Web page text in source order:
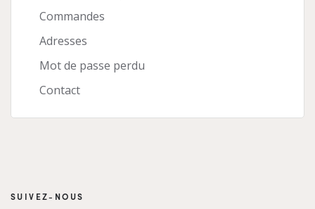
Commandes
Adresses
Mot de passe perdu
Contact
SUIVEZ-NOUS